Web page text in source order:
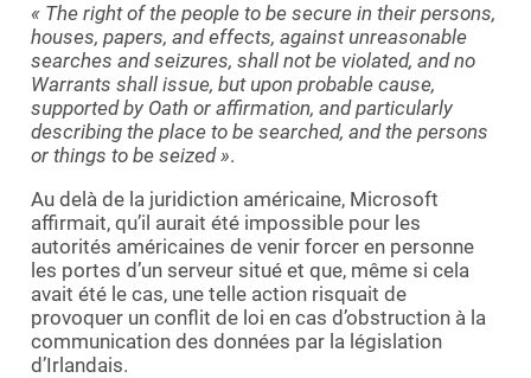
« The right of the people to be secure in their persons,
houses, papers, and effects, against unreasonable
searches and seizures, shall not be violated, and no
Warrants shall issue, but upon probable cause,
supported by Oath or affirmation, and particularly
describing the place to be searched, and the persons
or things to be seized ».
Au delà de la juridiction américaine, Microsoft
affirmait, qu’il aurait été impossible pour les
autorités américaines de venir forcer en personne
les portes d’un serveur situé et que, même si cela
avait été le cas, une telle action risquait de
provoquer un conflit de loi en cas d’obstruction à la
communication des données par la législation
d’Irlandais.